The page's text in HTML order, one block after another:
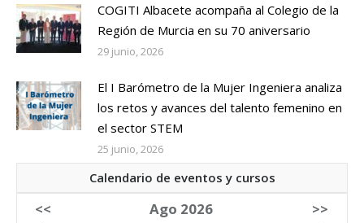
COGITI Albacete acompaña al Colegio de la
Región de Murcia en su 70 aniversario
29 junio, 2026
El I Barómetro de la Mujer Ingeniera analiza
los retos y avances del talento femenino en
el sector STEM
25 junio, 2026
Calendario de eventos y cursos
<< Ago 2026 >>